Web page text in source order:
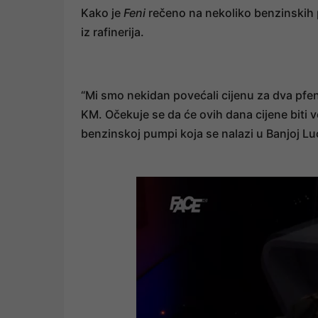
Kako je Feni rečeno na nekoliko
iz rafinerija.
“Mi smo nekidan povećali cijenu za dva
KM. Očekuje se da će ovih dana cijene biti
benzinskoj pumpi koja se nalazi u Banjoj